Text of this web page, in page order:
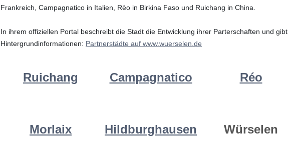
Frankreich, Campagnatico in Italien, Rèo in Birkina Faso und Ruichang in China.
In ihrem offiziellen Portal beschreibt die Stadt die Entwicklung ihrer Parterschaften und gibt
Hintergrundinformationen: Partnerstädte auf www.wuerselen.de
Ruichang Campagnatico Réo
Morlaix Hildburghausen Würselen